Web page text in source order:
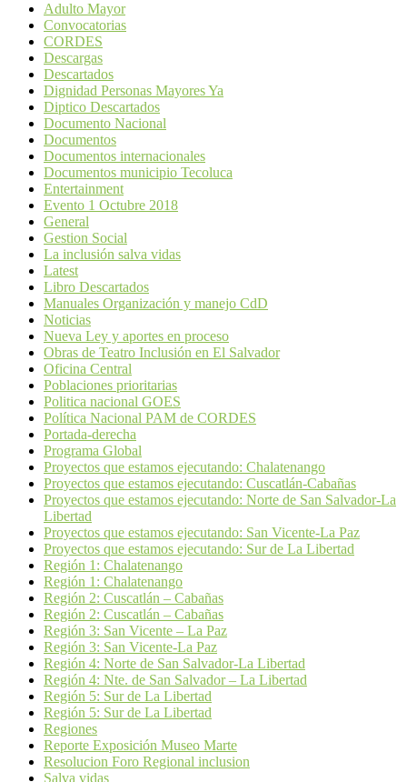
Adulto Mayor
Convocatorias
CORDES
Descargas
Descartados
Dignidad Personas Mayores Ya
Diptico Descartados
Documento Nacional
Documentos
Documentos internacionales
Documentos municipio Tecoluca
Entertainment
Evento 1 Octubre 2018
General
Gestion Social
La inclusión salva vidas
Latest
Libro Descartados
Manuales Organización y manejo CdD
Noticias
Nueva Ley y aportes en proceso
Obras de Teatro Inclusión en El Salvador
Oficina Central
Poblaciones prioritarias
Politica nacional GOES
Política Nacional PAM de CORDES
Portada-derecha
Programa Global
Proyectos que estamos ejecutando: Chalatenango
Proyectos que estamos ejecutando: Cuscatlán-Cabañas
Proyectos que estamos ejecutando: Norte de San Salvador-La
Libertad
Proyectos que estamos ejecutando: San Vicente-La Paz
Proyectos que estamos ejecutando: Sur de La Libertad
Región 1: Chalatenango
Región 1: Chalatenango
Región 2: Cuscatlán – Cabañas
Región 2: Cuscatlán – Cabañas
Región 3: San Vicente – La Paz
Región 3: San Vicente-La Paz
Región 4: Norte de San Salvador-La Libertad
Región 4: Nte. de San Salvador – La Libertad
Región 5: Sur de La Libertad
Región 5: Sur de La Libertad
Regiones
Reporte Exposición Museo Marte
Resolucion Foro Regional inclusion
Salva vidas